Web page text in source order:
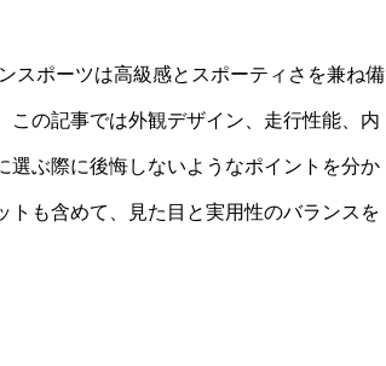
スポーツは高級感とスポーティさを兼ね備
この記事では外観デザイン、走行性能、内
選ぶ際に後悔しないようなポイントを分か
トも含めて、見た目と実用性のバランスを